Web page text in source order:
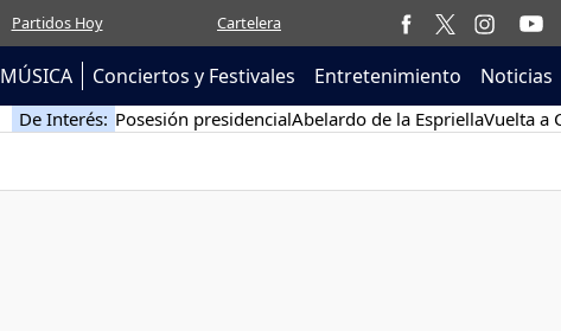
Partidos Hoy Cartelera
MÚSICA Conciertos y Festivales Entretenimiento Noticias
De Interés: Posesión presidencialAbelardo de la EspriellaVuelta a